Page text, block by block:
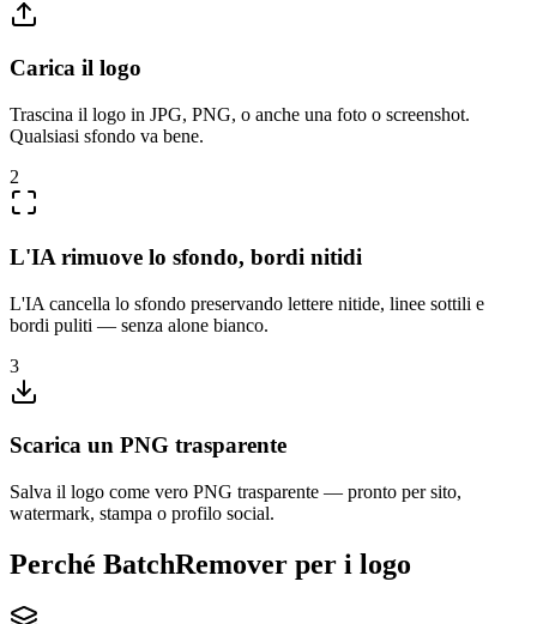
Carica il logo
Trascina il logo in JPG, PNG, o anche una foto o screenshot.
Qualsiasi sfondo va bene.
2
L'IA rimuove lo sfondo, bordi nitidi
L'IA cancella lo sfondo preservando lettere nitide, linee sottili e
bordi puliti — senza alone bianco.
3
Scarica un PNG trasparente
Salva il logo come vero PNG trasparente — pronto per sito,
watermark, stampa o profilo social.
Perché BatchRemover per i logo